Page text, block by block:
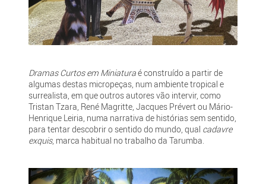
Dramas Curtos em Miniaturaé construído a partir de
algumas destas micropeças, num ambiente tropical e
surrealista, em que outros autores vão intervir, como
Tristan Tzara, René Magritte, Jacques Prévert ou Mário-
Henrique Leiria, numa narrativa de histórias sem sentido,
para tentar descobrir o sentido do mundo, qual cadavre
exquis, marca habitual no trabalho da Tarumba.